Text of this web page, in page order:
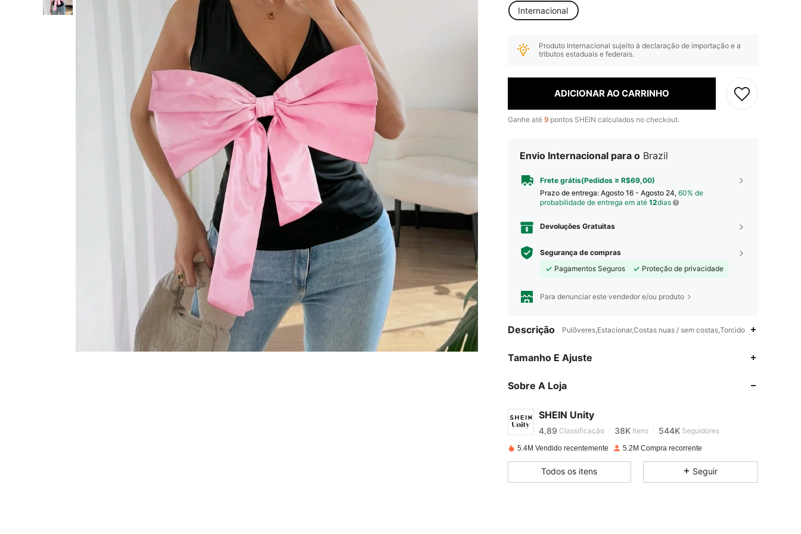
Internacional
Produto Internacional sujeito à declaração de importação e a
tributos estaduais e federais.
ADICIONAR AO CARRINHO
Ganhe até 9 pontos SHEIN calculados no checkout.
Envio Internacional para o Brazil
Frete grátis(Pedidos ≥ R$69,00)
Prazo de entrega: Agosto 16 - Agosto 24, 60% de
probabilidade de entrega em até 12dias
Devoluções Gratuitas
Segurança de compras
Pagamentos Seguros
Proteção de privacidade
Para denunciar este vendedor e/ou produto
Descrição Pulôveres,Estacionar,Costas nuas / sem costas,Torcido
Tamanho E Ajuste
Sobre A Loja
SHEIN Unity
4,89
4,89 Classificação 38K Itens 544K Seguidores
4,89
5.4M Vendido recentemente 5.2M Compra recorrente
Todos os itens Seguir